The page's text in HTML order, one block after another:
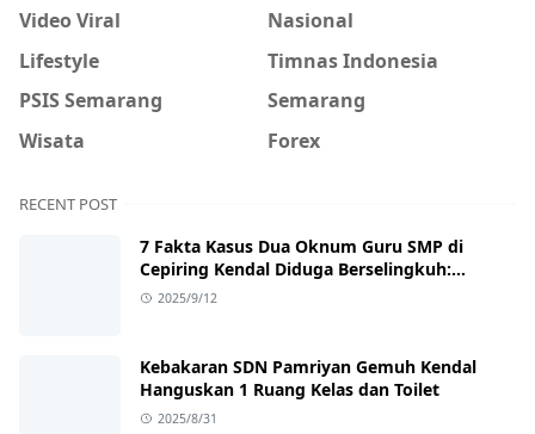
Video Viral
Nasional
Lifestyle
Timnas Indonesia
PSIS Semarang
Semarang
Wisata
Forex
RECENT POST
7 Fakta Kasus Dua Oknum Guru SMP di
Cepiring Kendal Diduga Berselingkuh:
Kronologi, Pengakuan, hingga Sanksi
2025/9/12
Kebakaran SDN Pamriyan Gemuh Kendal
Hanguskan 1 Ruang Kelas dan Toilet
2025/8/31